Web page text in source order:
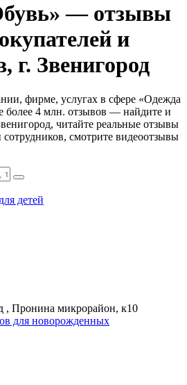
— отзывы
и
г. Звенигород
фирме, услугах в сфере «Одежда
более 4 млн. отзывов — найдите и
читайте реальные отзывы
смотрите видеоотзывы
детей
, Пронина микрорайон, к10
для новорожденных